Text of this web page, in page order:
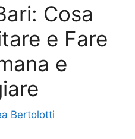
Cosa
e Fare
e
Bertolotti